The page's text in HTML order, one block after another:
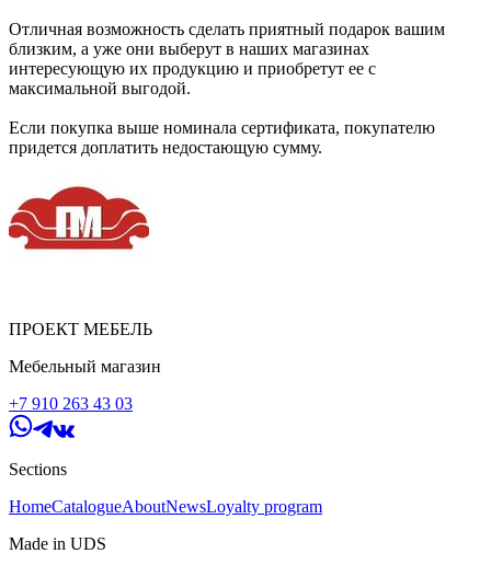
Отличная возможность сделать приятный подарок вашим
близким, а уже они выберут в наших магазинах
интересующую их продукцию и приобретут ее с
максимальной выгодой.
Если покупка выше номинала сертификата, покупателю
придется доплатить недостающую сумму.
ПРОЕКТ МЕБЕЛЬ
Мебельный магазин
+7 910 263 43 03
Sections
HomeCatalogueAboutNewsLoyalty program
Made in UDS